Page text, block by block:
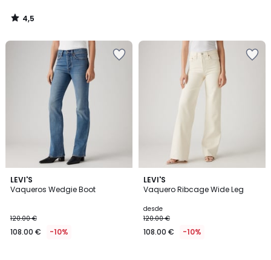
4,5
/
LEVI'S
Vaqueros Wedgie Boot
120.00 €
108.00 € -10%
4,3
/ 5
LEVI'S
Vaquero Ribcage Wide Leg
desde
120.00 €
108.00 € -10%
4,5
/ 5
5
Colores